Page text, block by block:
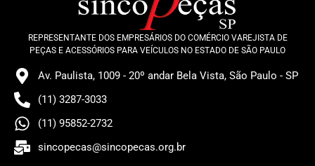
REPRESENTANTE DOS EMPRESÁRIOS DO COMÉRCIO VAREJISTA DE
PEÇAS E ACESSÓRIOS PARA VEÍCULOS NO ESTADO DE SÃO PAULO
Av. Paulista, 1009 - 20º andar Bela Vista, São Paulo - SP
(11) 3287-3033
(11) 95852-2732
sincopecas@sincopecas.org.br